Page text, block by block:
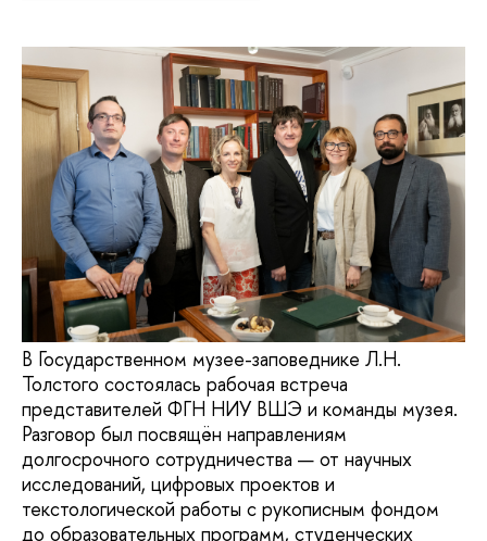
В Государственном музее-заповеднике Л.Н.
Толстого состоялась рабочая встреча
представителей ФГН НИУ ВШЭ и команды музея.
Разговор был посвящён направлениям
долгосрочного сотрудничества — от научных
исследований, цифровых проектов и
текстологической работы с рукописным фондом
до образовательных программ, студенческих